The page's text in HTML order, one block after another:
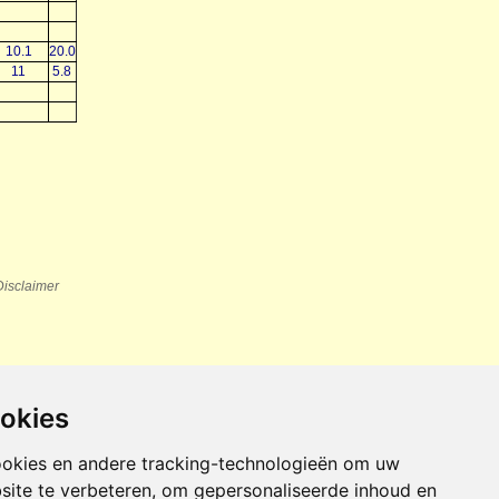
en andere tracking-technologieën om uw
te verbeteren, om gepersonaliseerde inhoud en
10.1
20.0
11
5.8